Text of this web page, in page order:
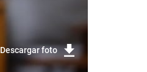
Descargar foto